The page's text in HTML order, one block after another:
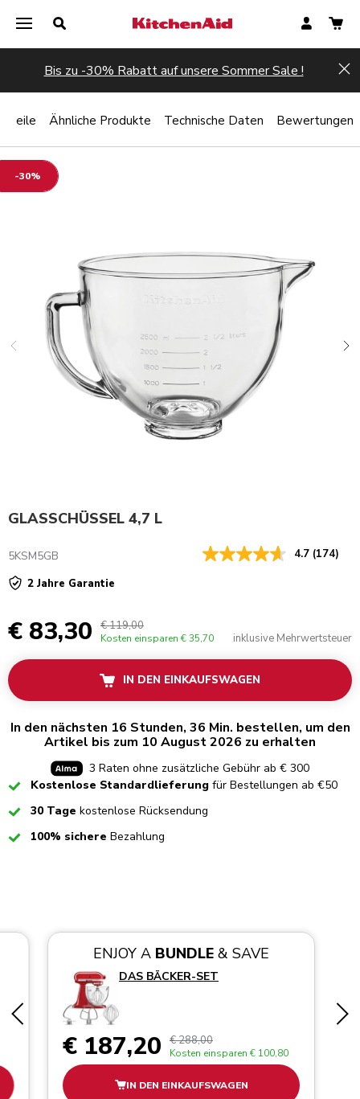
Bis zu -30% Rabatt auf unsere Sommer Sale !
-30%
GLASSCHÜSSEL 4,7 L
5KSM5GB 4.7 (174)
2 Jahre Garantie
€ 83,30 € 119,00
Kosten einsparen € 35,70 inklusive Mehrwertsteuer
IN DEN EINKAUFSWAGEN
In den nächsten 16 Stunden, 36 Min. bestellen, um den
Artikel bis zum 10 August 2026 zu erhalten
3 Raten ohne zusätzliche Gebühr ab € 300
CheckedKostenlose Standardlieferung für Bestellungen ab €50
Checked30 Tage kostenlose Rücksendung
Checked100% sichere Bezahlung
ENJOY A BUNDLE& SAVE
DAS BÄCKER-SET
€ 187,20 € 288,00
Kosten einsparen € 100,80
IN DEN EINKAUFSWAGEN
Ähnliche Produkte Technische Daten Bewertungen